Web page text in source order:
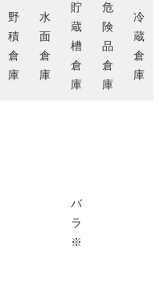
野
積
倉
庫
水
面
倉
庫
貯
蔵
槽
倉
庫
危
険
品
倉
庫
冷
蔵
倉
庫
バ
ラ
※